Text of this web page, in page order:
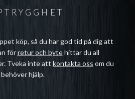
köp, så du har god tid på dig att
förretur och bytehittar du all
Tveka inte att kontakta oss om du
behöver hjälp.